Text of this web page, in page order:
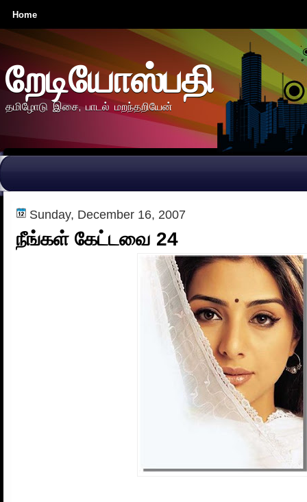
Home
றேடியோஸ்பதி
தமிழோடு இசை, பாடல் மறந்தறியேன்
Sunday, December 16, 2007
நீங்கள் கேட்டவை 24